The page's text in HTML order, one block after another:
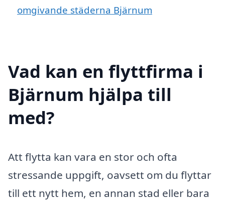
omgivande städerna Bjärnum
Vad kan en flyttfirma i
Bjärnum hjälpa till
med?
Att flytta kan vara en stor och ofta
stressande uppgift, oavsett om du flyttar
till ett nytt hem, en annan stad eller bara